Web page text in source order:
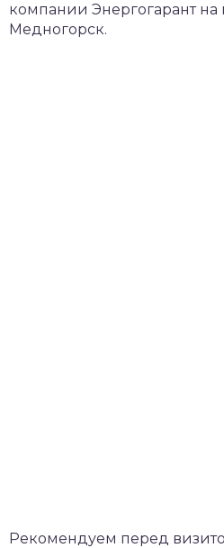
компании Энергогарант на
Медногорск.
Рекомендуем перед